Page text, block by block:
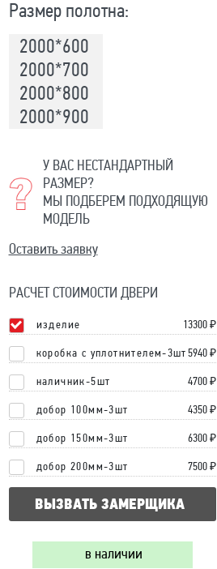
Размер полотна:
2000*600
2000*700
2000*800
2000*900
У ВАС НЕСТАНДАРТНЫЙ
РАЗМЕР?
МЫ ПОДБЕРЕМ ПОДХОДЯЩУЮ
МОДЕЛЬ
Оставить заявку
РАСЧЕТ СТОИМОСТИ ДВЕРИ
изделие 13300₽
коробка с уплотнителем-3шт 5940 ₽
наличник-5шт 4700 ₽
добор 100мм-3шт 4350 ₽
добор 150мм-3шт 6300 ₽
добор 200мм-3шт 7500 ₽
ВЫЗВАТЬ ЗАМЕРЩИКА
в наличии